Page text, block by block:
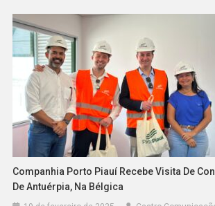
Companhia Porto Piauí Recebe Visita De
De Antuérpia, Na Bélgica